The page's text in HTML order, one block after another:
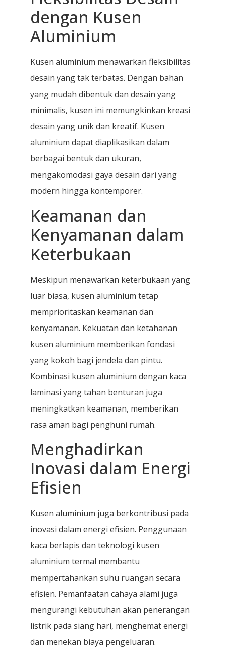
dengan Kusen
Aluminium
Kusen aluminium menawarkan fleksibilitas
desain yang tak terbatas. Dengan bahan
yang mudah dibentuk dan desain yang
minimalis, kusen ini memungkinkan kreasi
desain yang unik dan kreatif. Kusen
aluminium dapat diaplikasikan dalam
berbagai bentuk dan ukuran,
mengakomodasi gaya desain dari yang
modern hingga kontemporer.
Keamanan dan
Kenyamanan dalam
Keterbukaan
Meskipun menawarkan keterbukaan yang
luar biasa, kusen aluminium tetap
memprioritaskan keamanan dan
kenyamanan. Kekuatan dan ketahanan
kusen aluminium memberikan fondasi
yang kokoh bagi jendela dan pintu.
Kombinasi kusen aluminium dengan kaca
laminasi yang tahan benturan juga
meningkatkan keamanan, memberikan
rasa aman bagi penghuni rumah.
Menghadirkan
Inovasi dalam Energi
Efisien
Kusen aluminium juga berkontribusi pada
inovasi dalam energi efisien. Penggunaan
kaca berlapis dan teknologi kusen
aluminium termal membantu
mempertahankan suhu ruangan secara
efisien. Pemanfaatan cahaya alami juga
mengurangi kebutuhan akan penerangan
listrik pada siang hari, menghemat energi
dan menekan biaya pengeluaran.